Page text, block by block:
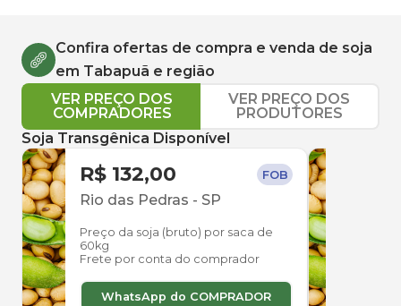
Confira ofertas de compra e venda de soja
em Tabapuã e região
VER PREÇO DOS
COMPRADORES
VER PREÇO DOS
PRODUTORES
Soja Transgênica Disponível
R$ 132,00 FOB
Rio das Pedras - SP
Preço da soja (bruto) por saca de
60kg
Frete por conta do comprador
WhatsApp do COMPRADOR